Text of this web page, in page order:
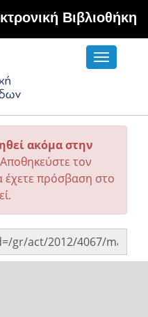
Βιβλιοθήκη
Toggle
ακόμα στην
Αποθηκεύστε τον
πρόσβαση στο